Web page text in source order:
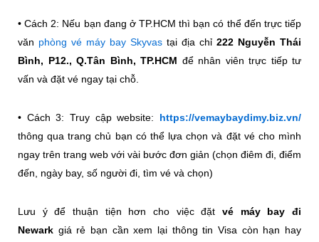
• Cách 2: Nếu bạn đang ở TP.HCM thì bạn có thể đến trực tiếp
văn phòng vé máy bay Skyvas tại địa chỉ 222 Nguyễn Thái
Bình, P12., Q.Tân Bình, TP.HCM để nhân viên trực tiếp tư
vấn và đặt vé ngay tại chỗ.
• Cách 3: Truy cập website: https://vemaybaydimy.biz.vn/
thông qua trang chủ bạn có thể lựa chọn và đặt vé cho mình
ngay trên trang web với vài bước đơn giản (chọn điêm đi, điểm
đến, ngày bay, số người đi, tìm vé và chọn)
Lưu ý để thuận tiện hơn cho việc đặt vé máy bay đi
Newark giá rẻ bạn cần xem lại thông tin Visa còn hạn hay